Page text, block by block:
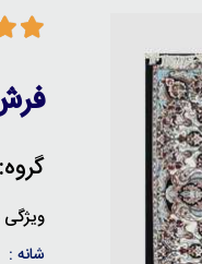
گروه:
ویژگی
شانه :